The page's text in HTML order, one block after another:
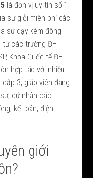
là đơn vị uy tín số 1
sư giỏi miên phí các
sư dạy kèm đông
từ các trường ĐH
Khoa Quốc tế ĐH
hợp tác với nhiều
cấp 3, giáo viên đang
cử nhân các
kế toán, điện
giới